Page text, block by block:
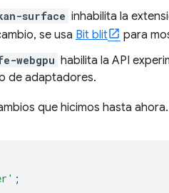
surface inhabilita la
se usa Bit blit
para
webgpu habilita la API
de adaptadores.
que hicimos hasta
;